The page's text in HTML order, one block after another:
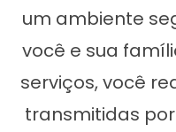
um ambiente
você e sua
serviços, você
transmitidas